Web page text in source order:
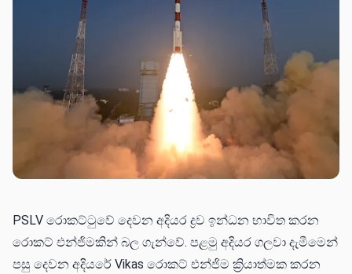
PSLV රොකට්ටුවේ දෙවන අදියර ද්‍රව ඉන්ධන භාවිත කරන
රොකට් එන්ජිමකින් බල ගැන්වේ. පළමු අදියර ගලවා දැමීමෙන්
පසු දෙවන අදියරේ Vikas රොකට් එන්ජිම ක්‍රියාත්මක කරන